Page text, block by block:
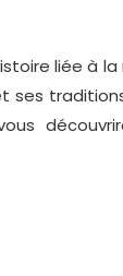
liée à
ses